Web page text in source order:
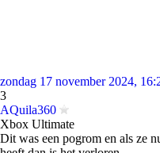
zondag 17 november 2024,
3
AQuila360
Xbox Ultimate
Dit was een pogrom en als ze